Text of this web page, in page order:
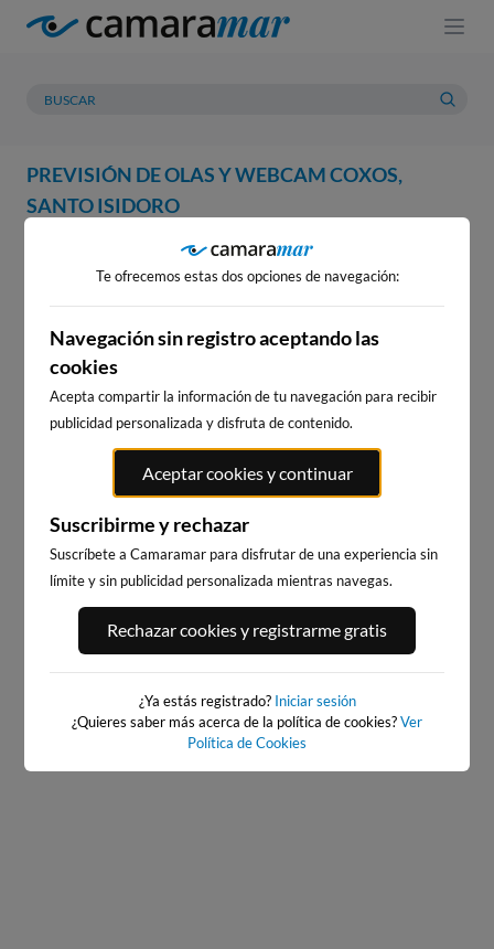
PREVISIÓN DE OLAS Y WEBCAM COXOS,
SANTO ISIDORO
PREVISIÓN METEOROLOGÍA
WEBCAM COXOS, SANTO
ISIDORO
WEBCAMS CERCANAS
349km · Baiona
0.0 m CHOPI
BAIONA_SANTA_MARTA
349km · Baiona
Te ofrecemos estas dos opciones de navegación:
Navegación sin registro aceptando las
cookies
Acepta compartir la información de tu navegación para recibir
publicidad personalizada y disfruta de contenido.
Aceptar cookies y continuar
Suscribirme y rechazar
Suscríbete a Camaramar para disfrutar de una experiencia sin
límite y sin publicidad personalizada mientras navegas.
Rechazar cookies y registrarme gratis
¿Ya estás registrado? Iniciar sesión
¿Quieres saber más acerca de la política de cookies?Ver
Política de Cookies